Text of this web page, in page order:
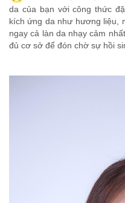
da của bạn với công thức
kích ứng da như hương liệu,
ngay cả làn da nhạy cảm
đủ cơ sở để đón chờ sự hồi